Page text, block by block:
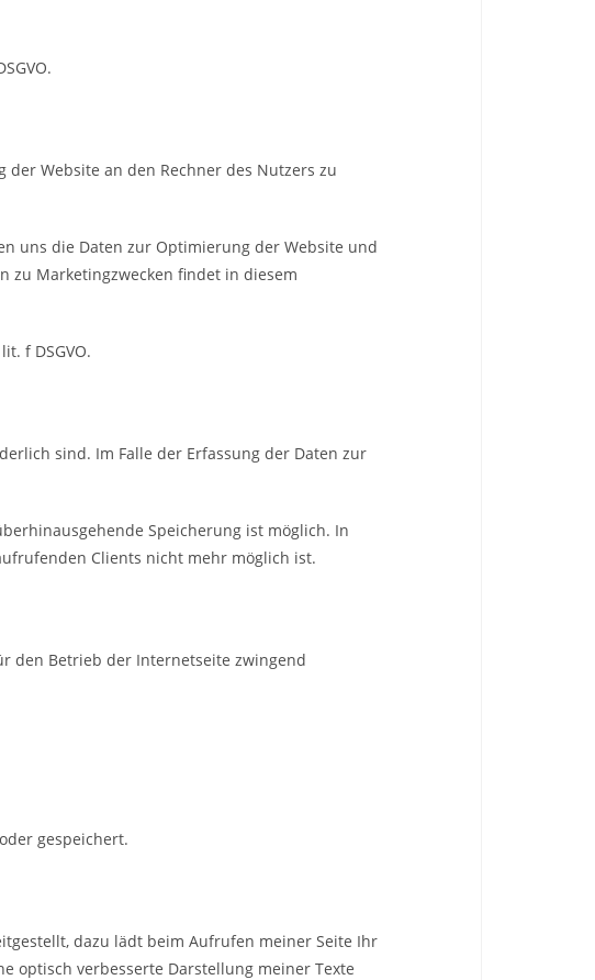
Website an den Rechner des Nutzers zu
uns die Daten zur Optimierung der Website und
zu Marketingzwecken findet in diesem
f DSGVO.
sind. Im Falle der Erfassung der Daten zur
Speicherung ist möglich. In
Clients nicht mehr möglich ist.
den Betrieb der Internetseite zwingend
gespeichert.
dazu lädt beim Aufrufen meiner Seite Ihr
optisch verbesserte Darstellung meiner Texte